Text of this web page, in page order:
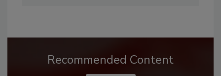
Recommended Content